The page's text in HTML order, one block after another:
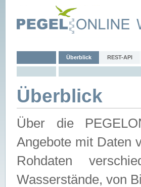
Überblick REST-API
Überblick
Über die
Angebote mit Daten
Rohdaten
Wasserstände, von